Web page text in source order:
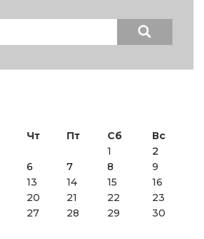
Чт Пт Сб
Вс
1
2
6 7 8
9
13 14 15
16
20 21 22
23
27 28 29
30